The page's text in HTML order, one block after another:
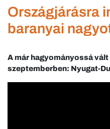
Országjárásra
baranyai
A már hagyományossá
szeptemberben: Nyugat-